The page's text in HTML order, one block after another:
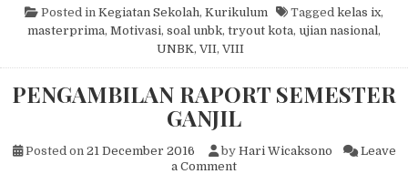
Posted in Kegiatan Sekolah, Kurikulum Tagged kelas ix,
masterprima, Motivasi, soal unbk, tryout kota, ujian nasional ,
UNBK, VII, VIII
PENGAMBILAN RAPORT SEMESTER
GANJIL
Posted on 21 December 2016 by Hari Wicaksono
Leave
a Commenton PENGAMBILAN RAPORT